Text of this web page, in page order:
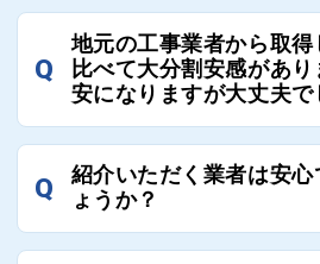
し、総合的に判断ください。
また、選定に迷った際などは屋
連絡いただければ、お客様の
ローさせていただきます。お気
全国300社以上の登録業者がご
でご紹介の要望をいただければ
て対応させていただきます。
Q
地元の工事業者から取得
比べて大分割安感があ
安になりますが大丈夫で
残念ながら、リフォーム業界は
部分が多く、一見同じ工事で
屋根コネクトではそのような
Q
紹介いただく業者は安心
ょうか？